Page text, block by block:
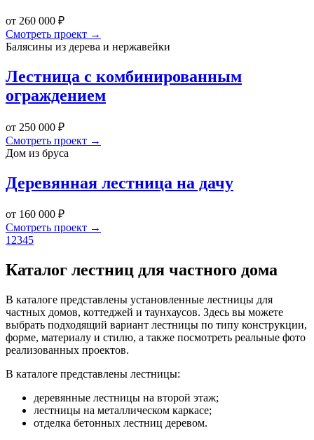
от 260 000 ₽
Смотреть проект →
Балясины из дерева и нержавейки
Лестница с комбинированным
ограждением
от 250 000 ₽
Смотреть проект →
Дом из бруса
Деревянная лестница на дачу
от 160 000 ₽
Смотреть проект →
12345
Каталог лестниц для частного дома
В каталоге представлены установленные лестницы для
частных домов, коттеджей и таунхаусов. Здесь вы можете
выбрать подходящий вариант лестницы по типу конструкции,
форме, материалу и стилю, а также посмотреть реальные фото
реализованных проектов.
В каталоге представлены лестницы:
деревянные лестницы на второй этаж;
лестницы на металлическом каркасе;
отделка бетонных лестниц деревом.